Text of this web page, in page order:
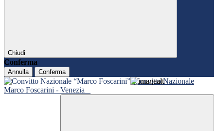
Chiudi
Conferma
Annulla Conferma
Convitto Nazionale
Marco Foscarini - Venezia